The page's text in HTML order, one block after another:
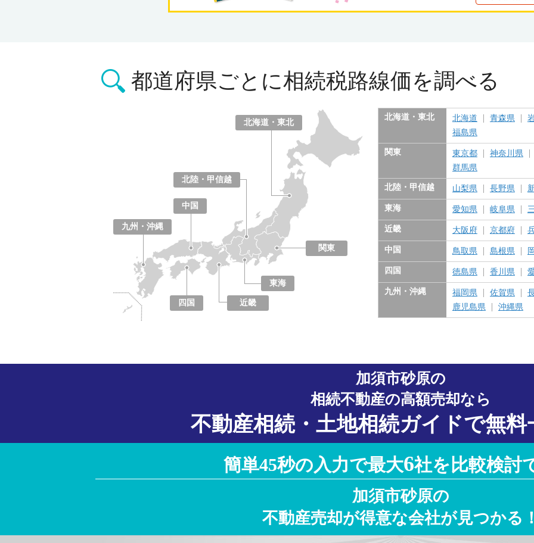
都道府県ごとに相続税路線価を調べる
北海道・東北
関東
北陸・甲信越
東海
愛知県
岐阜県
三重県
静岡県
近畿
中国
四国
九州・沖縄
北海道・東北 北海道 青森県
福島県
関東 東京都
神奈川県
群馬県
北陸・甲信越 山梨県 長野県
東海 愛知県 岐阜県
近畿 大阪府 京都府
中国 鳥取県 島根県
四国 徳島県 香川県
九州・沖縄 福岡県 佐賀県
鹿児島県
沖縄県
加須市砂原の
相続不動産の高額売却なら
不動産相続・土地相続ガイドで無料
簡単45秒の入力で最大6社を比較検討
加須市砂原の
不動産売却が得意な会社が見つかる